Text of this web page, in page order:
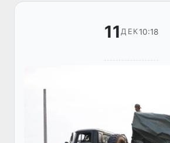
11ДЕК10:18